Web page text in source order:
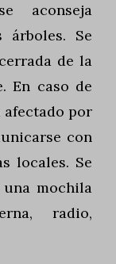
aconseja
árboles. Se
de la
En caso de
afectado por
con
locales. Se
mochila
radio,